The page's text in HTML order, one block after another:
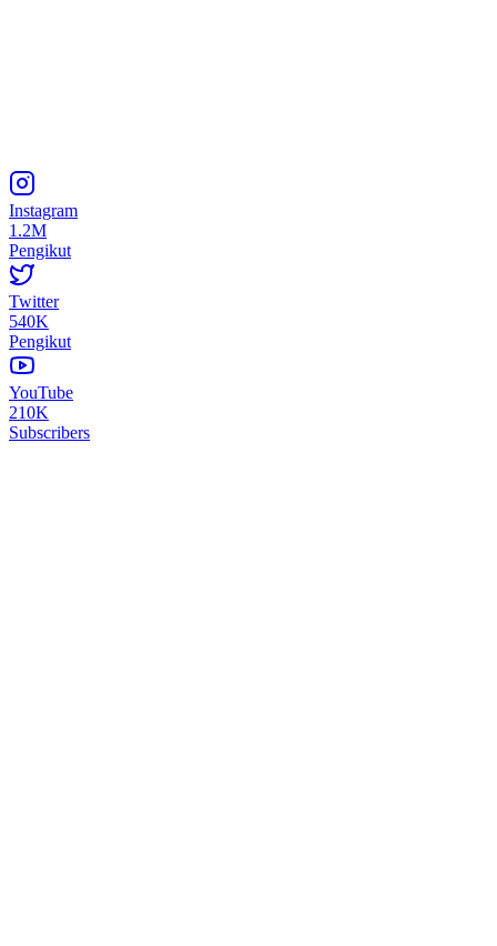
Instagram
1.2M
Pengikut
Twitter
540K
Pengikut
YouTube
210K
Subscribers